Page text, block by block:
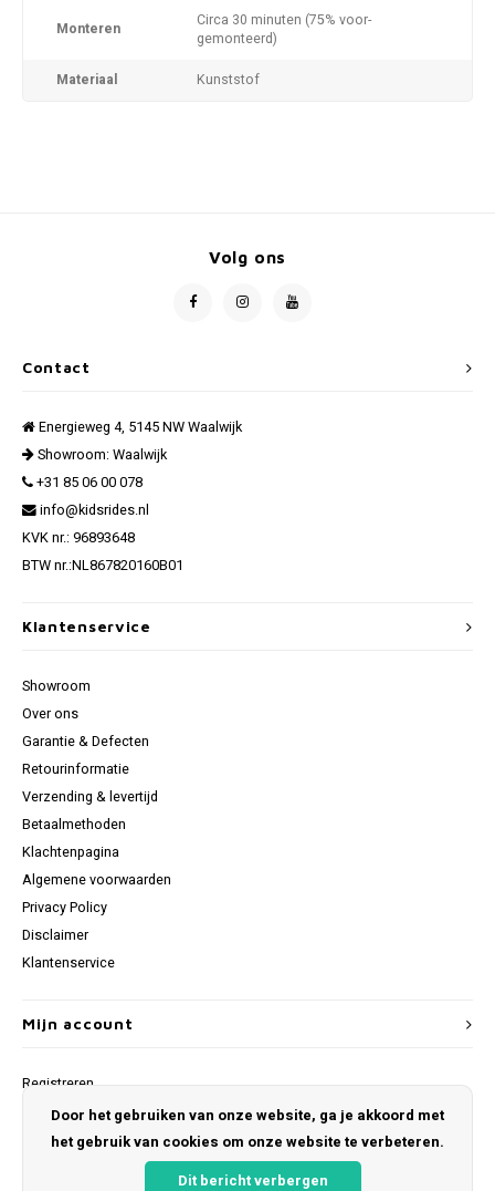
Monteren
Circa 30 minuten (75% voor-
gemonteerd)
Materiaal Kunststof
Contact
Energieweg 4, 5145 NW Waalwijk
Showroom: Waalwijk
+31 85 06 00 078
info@kidsrides.nl
KVK nr.: 96893648
BTW nr.:NL867820160B01
Volg ons
Klantenservice
Showroom
Over ons
Garantie & Defecten
Retourinformatie
Verzending & levertijd
Betaalmethoden
Klachtenpagina
Algemene voorwaarden
Privacy Policy
Disclaimer
Klantenservice
Mijn account
Registreren
Mijn bestellingen
Mijn verlanglijst
Door het gebruiken van onze website, ga je akkoord met
het gebruik van cookies om onze website te verbeteren.
Dit bericht verbergen